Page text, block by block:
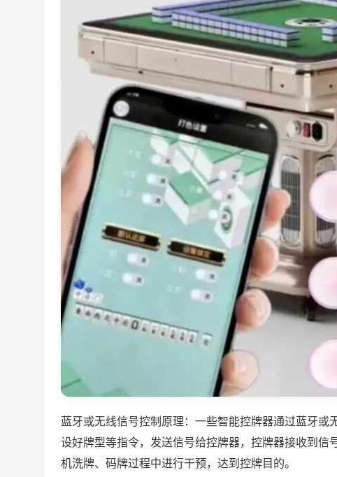
蓝牙或无线信号控制原理：一些智能控牌器通过蓝牙
设好牌型等指令，发送信号给控牌器，控牌器接收到信
机洗牌、码牌过程中进行干预，达到控牌目的。